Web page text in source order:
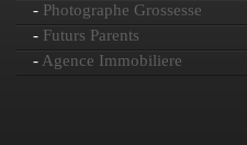
- Photographe Grossesse
- Futurs Parents
- Agence Immobiliere